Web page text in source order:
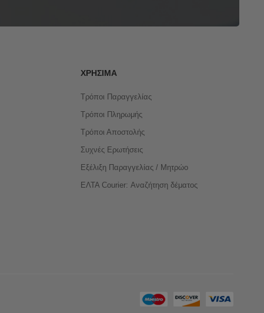
ΧΡΉΣΙΜΑ
Τρόποι Παραγγελίας
Τρόποι Πληρωμής
Τρόποι Αποστολής
Συχνές Ερωτήσεις
Εξέλιξη Παραγγελίας / Μητρώο
ΕΛΤΑ Courier: Αναζήτηση δέματος